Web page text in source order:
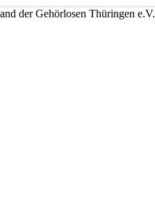
der Gehörlosen Thüringen e.V.